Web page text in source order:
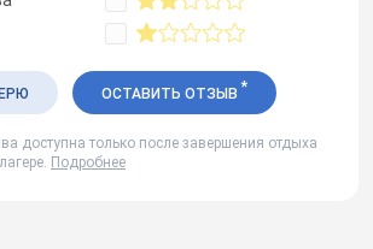
ОСТАВИТЬ ОТЗЫВ *
доступна только после завершения отдыха
Подробнее